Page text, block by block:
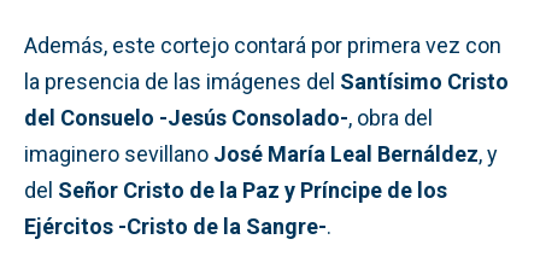
Además, este cortejo contará por primera vez con
la presencia de las imágenes del Santísimo Cristo
del Consuelo -Jesús Consolado-, obra del
imaginero sevillano José María Leal Bernáldez, y
del Señor Cristo de la Paz y Príncipe de los
Ejércitos -Cristo de la Sangre-.